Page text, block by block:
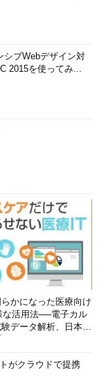
シブWebデザイン対
2015を使ってみ...
かになった医療向け
な活用法──電子カル
データ解析、日本語
がクラウドで提携